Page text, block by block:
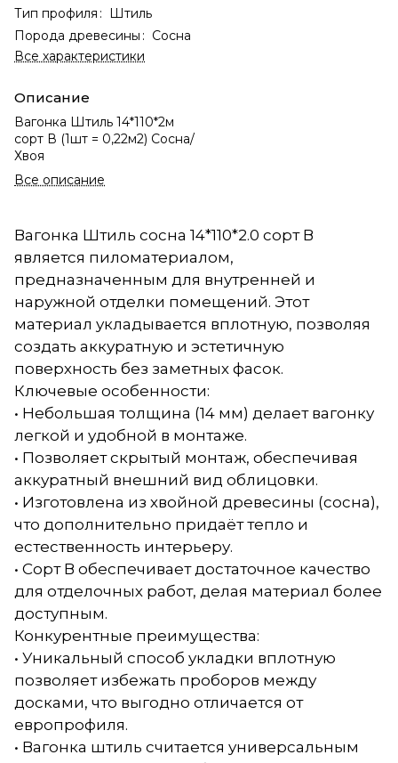
Тип профиля : Штиль
Порода древесины : Сосна
Все характеристики
Описание
Вагонка Штиль 14*110*2м
сорт В (1шт = 0,22м2) Сосна/
Хвоя
Все описание
Вагонка Штиль сосна 14*110*2.0 сорт В
является пиломатериалом,
предназначенным для внутренней и
наружной отделки помещений. Этот
материал укладывается вплотную, позволяя
создать аккуратную и эстетичную
поверхность без заметных фасок.
Ключевые особенности:
• Небольшая толщина (14 мм) делает вагонку
легкой и удобной в монтаже.
• Позволяет скрытый монтаж, обеспечивая
аккуратный внешний вид облицовки.
• Изготовлена из хвойной древесины (сосна),
что дополнительно придаёт тепло и
естественность интерьеру.
• Сорт В обеспечивает достаточное качество
для отделочных работ, делая материал более
доступным.
Конкурентные преимущества:
• Уникальный способ укладки вплотную
позволяет избежать проборов между
досками, что выгодно отличается от
европрофиля.
• Вагонка штиль считается универсальным